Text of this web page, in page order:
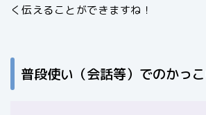
く伝えることができますね！
普段使い（会話等）でのかっ